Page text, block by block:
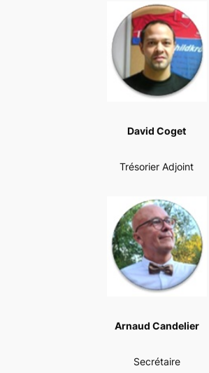
David Coget
Trésorier Adjoint
Arnaud Candelier
Secrétaire